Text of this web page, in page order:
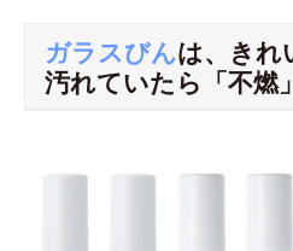
ガラスびんは、きれ
汚れていたら「不燃」